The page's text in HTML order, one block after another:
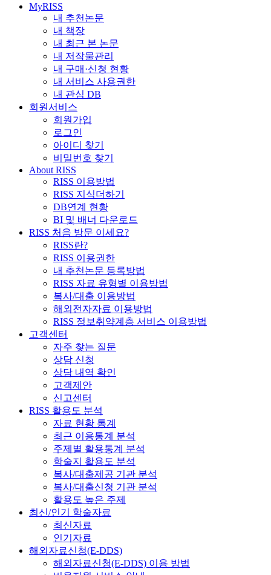
MyRISS
내 추천논문
내 책장
내 최근 본 논문
내 저작물관리
내 구매·신청 현황
내 서비스 사용권한
내 관심 DB
회원서비스
회원가입
로그인
아이디 찾기
비밀번호 찾기
About RISS
RISS 이용방법
RISS 지식더하기
DB연계 현황
BI 및 배너 다운로드
RISS 처음 방문 이세요?
RISS란?
RISS 이용권한
내 추천논문 등록방법
RISS 자료 유형별 이용방법
복사/대출 이용방법
해외전자자료 이용방법
RISS 정보취약계층 서비스 이용방법
고객센터
자주 찾는 질문
상담 신청
상담 내역 확인
고객제안
신고센터
RISS 활용도 분석
자료 현황 통계
최근 이용통계 분석
주제별 활용통계 분석
학술지 활용도 분석
복사/대출제공 기관 분석
복사/대출신청 기관 분석
활용도 높은 주제
최신/인기 학술자료
최신자료
인기자료
해외자료신청(E-DDS)
해외자료신청(E-DDS) 이용 방법